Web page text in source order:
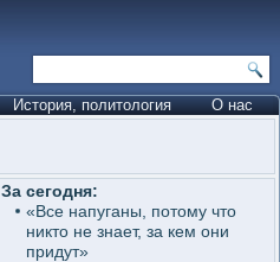
История, политология О нас
За сегодня:
«Все напуганы, потому что
никто не знает, за кем они
придут»